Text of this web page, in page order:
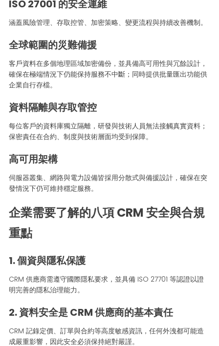
ISO 27001 的安全運維
涵蓋風險管理、存取控管、加密策略、變更流程與持續改善機制。
全球範圍的災難備援
客戶資料在多個地理區域加密備份，並具備高可用性與冗餘設計，
確保在極端情況下仍能保持服務不中斷；同時提供批量匯出功能供
企業自行存檔。
資料隔離與存取管控
每位客戶的資料庫獨立隔離，研發與技術人員無法接觸真實資料；
保密責任在合約、制度與技術層面均受到保障。
高可用架構
伺服器叢集、網路與電力設備皆採用分散式與備援設計，確保在突
發情況下仍可維持穩定服務。
企業需要了解的八項 CRM 安全與合規
重點
1. 個資與隱私保護
CRM 供應商需遵守國際隱私要求，並具備 ISO 27701 等認證以證
明完善的隱私治理能力。
2. 資料安全是 CRM 供應商的基本責任
CRM 記錄定價、訂單與合約等高度敏感資訊，任何外洩都可能造
成嚴重影響，因此安全必須保持絕對嚴謹。